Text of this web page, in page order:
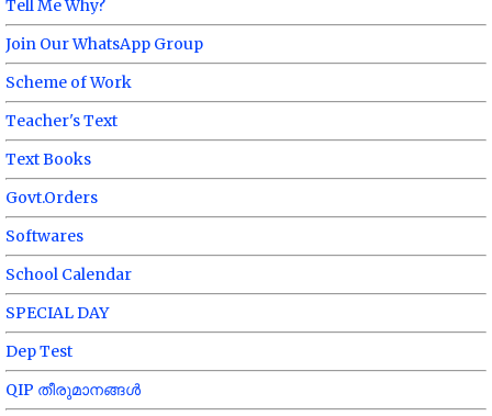
Tell Me Why?
Join Our WhatsApp Group
Scheme of Work
Teacher's Text
Text Books
Govt.Orders
Softwares
School Calendar
SPECIAL DAY
Dep Test
QIP തീരുമാനങ്ങൾ